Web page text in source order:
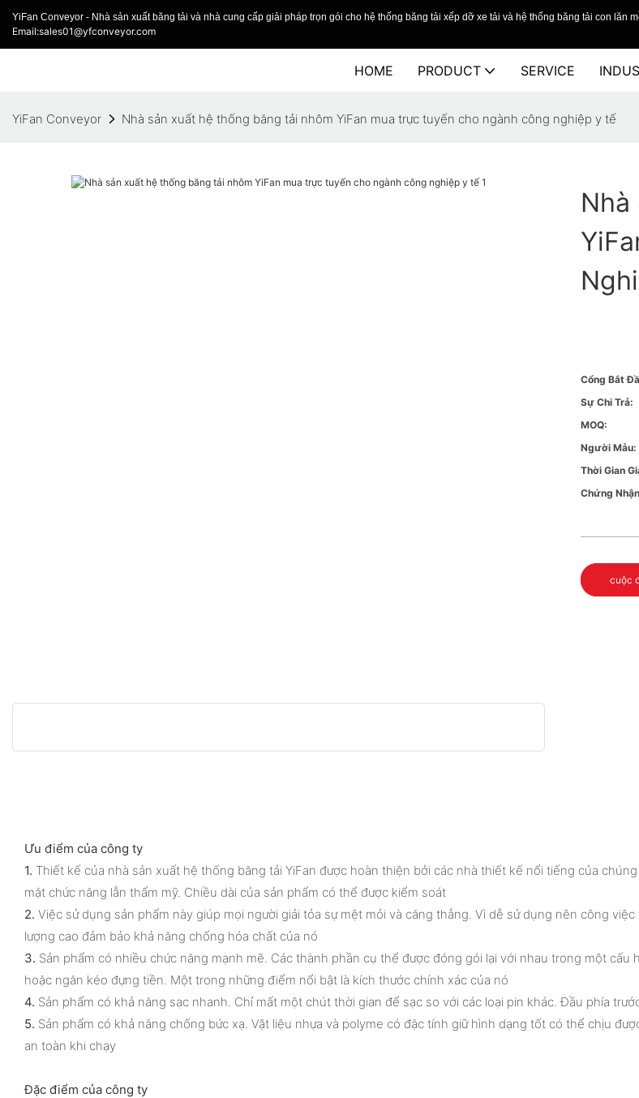
YiFan Conveyor - Nhà sản xuất băng tải và nhà cung cấp giải pháp trọn gói cho hệ thống băng tải xếp dỡ xe tải và hệ thống băng tải con lăn
Email:sales01@yfconveyor.com
HOME PRODUCT SERVICE
YiFan Conveyor Nhà sản xuất hệ thống băng tải nhôm YiFan mua trực tuyến cho ngành công nghiệp y tế
Nhà
Cổng Bắt
Sự Chi Trả:
MOQ:
Người Mẫu:
Thời Gian
Chứng
cuộc
Ưu điểm của công ty
1. Thiết kế của nhà sản xuất hệ thống băng tải YiFan được hoàn thiện bởi các nhà thiết kế nổi tiếng của
mặt chức năng lẫn thẩm mỹ. Chiều dài của sản phẩm có thể được kiểm soát
2. Việc sử dụng sản phẩm này giúp mọi người giải tỏa sự mệt mỏi và căng thẳng. Vì dễ sử dụng nên công
lượng cao đảm bảo khả năng chống hóa chất của nó
3. Sản phẩm có nhiều chức năng mạnh mẽ. Các thành phần cụ thể được đóng gói lại với nhau trong một
hoặc ngăn kéo đựng tiền. Một trong những điểm nổi bật là kích thước chính xác của nó
4. Sản phẩm có khả năng sạc nhanh. Chỉ mất một chút thời gian để sạc so với các loại pin khác. Đầu phía
5. Sản phẩm có khả năng chống bức xạ. Vật liệu nhựa và polyme có đặc tính giữ hình dạng tốt có thể chịu
an toàn khi chạy
Đặc điểm của công ty